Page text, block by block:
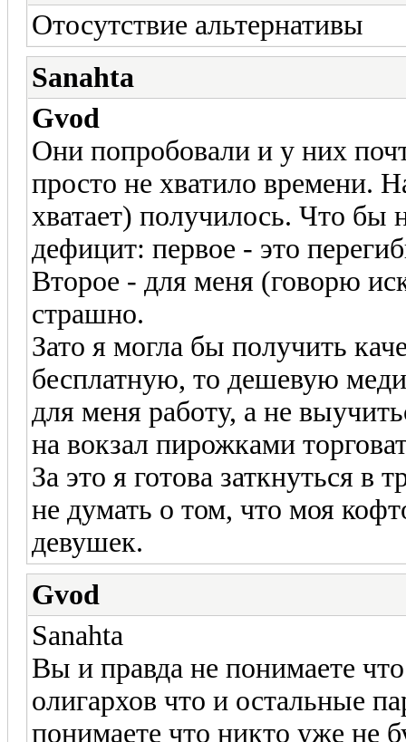
Отосутствие альтернативы
Sanahta
Gvod
Они попробовали и у них
просто не хватило времени.
хватает) получилось. Что бы
дефицит: первое - это
Второе - для меня (говорю
страшно.
Зато я могла бы получить
бесплатную, то дешевую
для меня работу, а не
на вокзал пирожками
За это я готова заткнуться в
не думать о том, что моя
девушек.
Gvod
Sanahta
Вы и правда не понимаете
олигархов что и остальные
понимаете что никто уже не